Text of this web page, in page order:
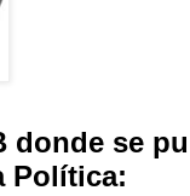
donde se
Política: